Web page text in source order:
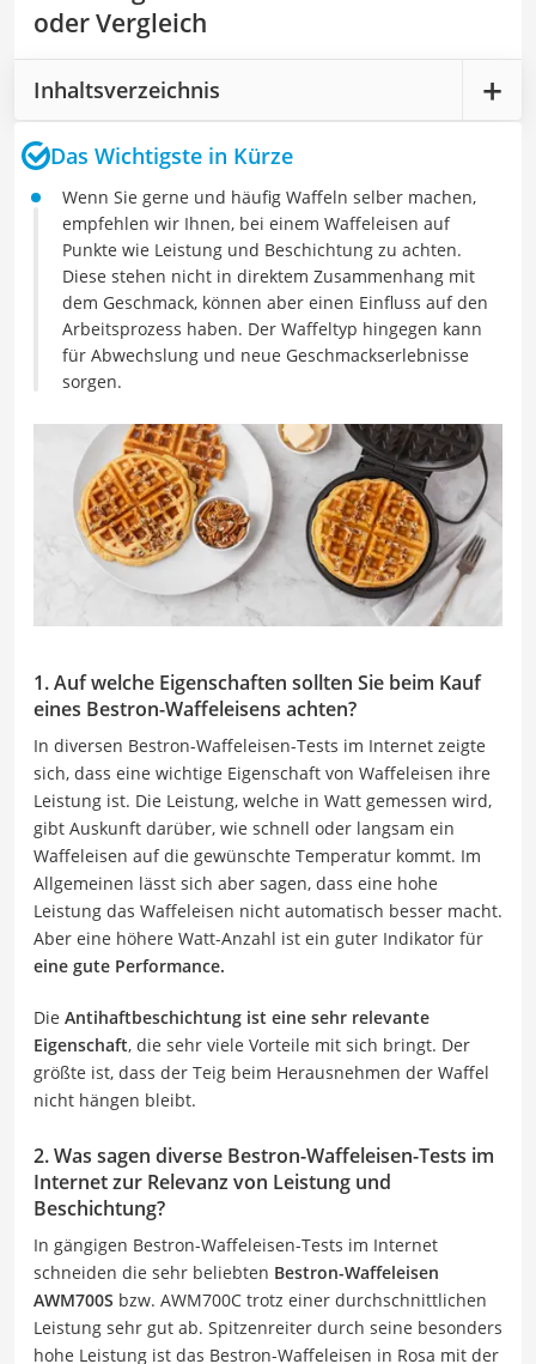
oder Vergleich
Inhaltsverzeichnis
Das Wichtigste in Kürze
Wenn Sie gerne und häufig Waffeln selber machen,
empfehlen wir Ihnen, bei einem Waffeleisen auf
Punkte wie Leistung und Beschichtung zu achten.
Diese stehen nicht in direktem Zusammenhang mit
dem Geschmack, können aber einen Einfluss auf den
Arbeitsprozess haben. Der Waffeltyp hingegen kann
für Abwechslung und neue Geschmackserlebnisse
sorgen.
1. Auf welche Eigenschaften sollten Sie beim Kauf
eines Bestron-Waffeleisens achten?
In diversen Bestron-Waffeleisen-Tests im Internet zeigte
sich, dass eine wichtige Eigenschaft von Waffeleisen ihre
Leistung ist. Die Leistung, welche in Watt gemessen wird,
gibt Auskunft darüber, wie schnell oder langsam ein
Waffeleisen auf die gewünschte Temperatur kommt. Im
Allgemeinen lässt sich aber sagen, dass eine hohe
Leistung das Waffeleisen nicht automatisch besser macht.
Aber eine höhere Watt-Anzahl ist ein guter Indikator für
eine gute Performance.
Die Antihaftbeschichtung ist eine sehr relevante
Eigenschaft, die sehr viele Vorteile mit sich bringt. Der
größte ist, dass der Teig beim Herausnehmen der Waffel
nicht hängen bleibt.
2. Was sagen diverse Bestron-Waffeleisen-Tests im
Internet zur Relevanz von Leistung und
Beschichtung?
In gängigen Bestron-Waffeleisen-Tests im Internet
schneiden die sehr beliebten Bestron-Waffeleisen
AWM700S bzw. AWM700C trotz einer durchschnittlichen
Leistung sehr gut ab. Spitzenreiter durch seine besonders
hohe Leistung ist das Bestron-Waffeleisen in Rosa mit der